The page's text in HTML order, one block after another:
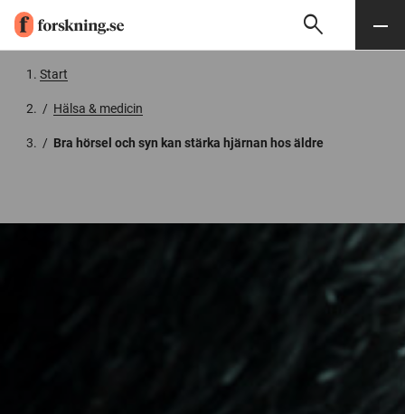
Söksearch Meny
Start
/ Hälsa & medicin
/ Bra hörsel och syn kan stärka hjärnan hos äldre